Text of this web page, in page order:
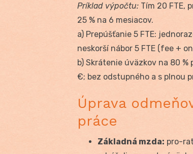
Príklad výpočtu: Tím 20 FTE,
25 % na 6 mesiacov.
a) Prepúšťanie 5 FTE:
neskorší nábor 5 FTE (fee +
b) Skrátenie úväzkov na 80 %
€; bez odstupného a s plnou
Úprava
práce
Základná mzda: pro-